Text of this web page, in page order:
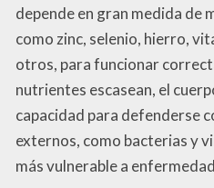
depende en gran medida de
como zinc, selenio, hierro,
otros, para funcionar
nutrientes escasean, el
capacidad para defenderse
externos, como bacterias y
más vulnerable a